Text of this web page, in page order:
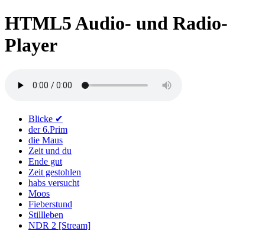
HTML5 Audio- und Radio-
Player
Blicke ✔︎
der 6.Prim
die Maus
Zeit und du
Ende gut
Zeit gestohlen
habs versucht
Moos
Fieberstund
Stillleben
NDR 2 [Stream]